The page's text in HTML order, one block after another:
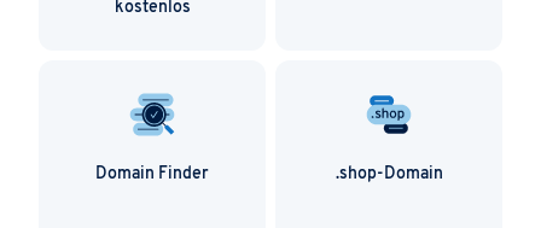
kostenlos
Domain Finder .shop-Domain